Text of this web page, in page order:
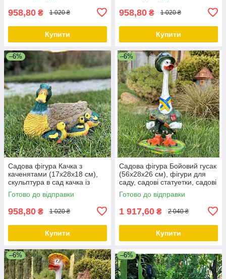
958,80 ₴ 1 020 ₴
Купити
958,80 ₴ 1 020 ₴
Купити
–6%
Садова фігура Качка з
каченятами (17х28х18 см),
скульптура в сад качка із
полістоуну садово-паркові
фігури
Готово до відправки
958,80 ₴ 1 020 ₴
Купити
–6%
Садова фігура Бойовий гусак
(56х28х26 см), фігури для
саду, садові статуетки, садові
фігури з полістоуну
Готово до відправки
1 917,60 ₴ 2 040 ₴
Купити
–6% –6%